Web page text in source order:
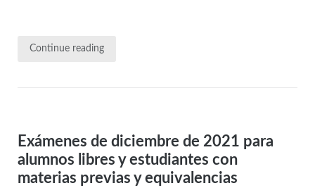
Continue reading
Exámenes de diciembre de 2021 para
alumnos libres y estudiantes con
materias previas y equivalencias